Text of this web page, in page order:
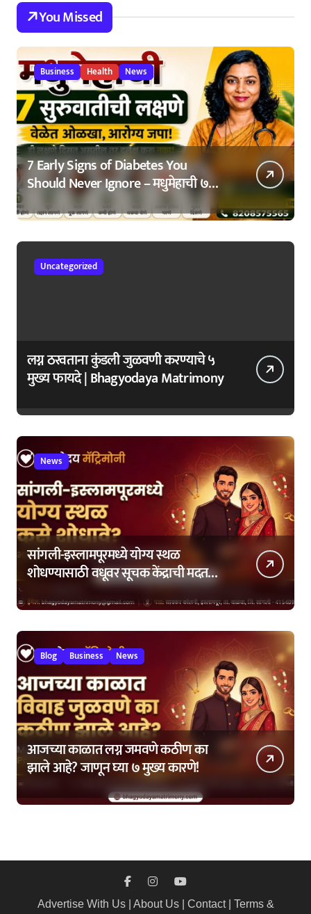
You Missed
Business Health News
7 Early Signs of Diabetes You
Should Never Ignore – मधुमेहाची ७
सुरुवातीची लक्षणे – वेळेत ओळखा, आरोग्य
जपा
Uncategorized
लग्न ठरवताना कुंडली जुळवणी करण्याचे ५
मुख्य फायदे | Bhagyodaya Matrimony
News
सांगली-इस्लामपूरमध्ये योग्य स्थळ
शोधण्यासाठी वधूवर सूचक केंद्राची मदत
Blog Business News
आजच्या काळात लग्न जमवणे कठीण का
झाले आहे? जाणून घ्या ७ मुख्य कारणे!
Advertise With Us| About Us| Contact| Terms &